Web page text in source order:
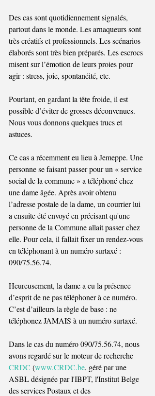
Des cas sont quotidiennement signalés,
partout dans le monde. Les arnaqueurs sont
très créatifs et professionnels. Les scénarios
élaborés sont très bien préparés. Les escrocs
misent sur l’émotion de leurs proies pour
agir : stress, joie, spontanéité, etc.
Pourtant, en gardant la tête froide, il est
possible d’éviter de grosses déconvenues.
Nous vous donnons quelques trucs et
astuces.
Ce cas a récemment eu lieu à Jemeppe. Une
personne se faisant passer pour un « service
social de la commune » a téléphoné chez
une dame âgée. Après avoir obtenu
l’adresse postale de la dame, un courrier lui
a ensuite été envoyé en précisant qu'une
personne de la Commune allait passer chez
elle. Pour cela, il fallait fixer un rendez-vous
en téléphonant à un numéro surtaxé :
090/75.56.74.
Heureusement, la dame a eu la présence
d’esprit de ne pas téléphoner à ce numéro.
C’est d’ailleurs la règle de base : ne
téléphonez JAMAIS à un numéro surtaxé.
Dans le cas du numéro 090/75.56.74, nous
avons regardé sur le moteur de recherche
CRDC (www.CRDC.be, géré par une
ASBL désignée par l'IBPT, l'Institut Belge
des services Postaux et des